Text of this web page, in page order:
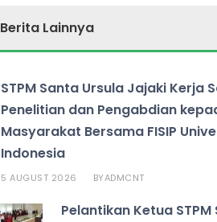
Berita Lainnya
STPM Santa Ursula Jajaki Kerja
Penelitian dan Pengabdian
Masyarakat Bersama FISIP
Indonesia
5 AUGUST 2026 BYADMCNT
Pelantikan Ketua